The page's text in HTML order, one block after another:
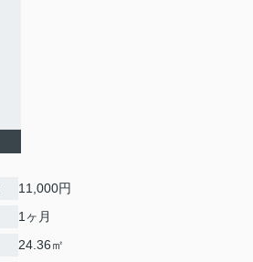
11,000円
1ヶ月
24.36㎡